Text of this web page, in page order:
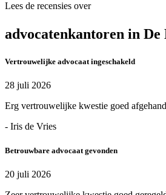
Lees de recensies over
advocatenkantoren in De
Vertrouwelijke advocaat ingeschakeld
28 juli 2026
Erg vertrouwelijke kwestie goed
- Iris de Vries
Betrouwbare advocaat gevonden
20 juli 2026